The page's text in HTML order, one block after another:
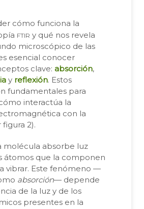
cómo funciona la
ftir y qué nos revela
microscópico de las
esencial conocer
clave: absorción,
y reflexión. Estos
fundamentales para
interactúa la
con la
2).
molécula absorbe luz
átomos que la componen
vibrar. Este fenómeno —
absorción— depende
de la luz y de los
presentes en la